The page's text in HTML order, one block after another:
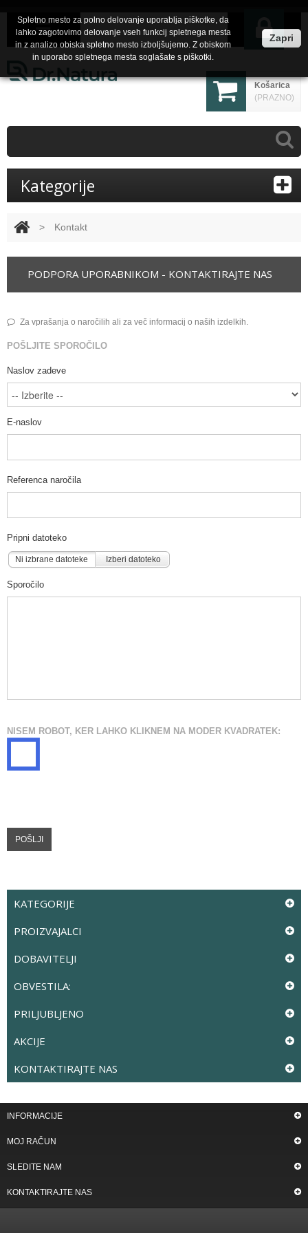
Košarica
(PRAZNO)
Kategorije
> Kontakt
PODPORA UPORABNIKOM - KONTAKTIRAJTE NAS
Za vprašanja o naročilih ali za več informacij o naših izdelkih.
POŠLJITE SPOROČILO
Naslov zadeve
E-naslov
Referenca naročila
Pripni datoteko
Ni izbrane datoteke Izberi datoteko
Sporočilo
NISEM ROBOT, KER LAHKO KLIKNEM NA MODER KVADRATEK:
KATEGORIJE
PROIZVAJALCI
DOBAVITELJI
OBVESTILA:
PRILJUBLJENO
AKCIJE
KONTAKTIRAJTE NAS
INFORMACIJE
MOJ RAČUN
SLEDITE NAM
KONTAKTIRAJTE NAS
Spletno mesto za polno delovanje uporablja piškotke, da
lahko zagotovimo delovanje vseh funkcij spletnega mesta
in z analizo obiska spletno mesto izboljšujemo. Z obiskom
in uporabo spletnega mesta soglašate s piškotki.
Zapri